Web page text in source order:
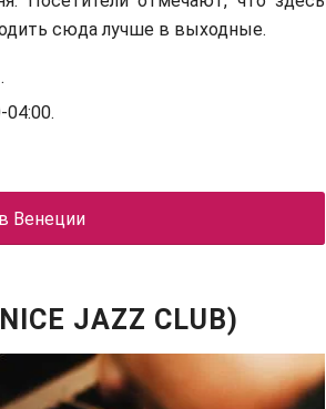
сюда лучше в выходные.
04:00.
Венеции
JAZZ CLUB)